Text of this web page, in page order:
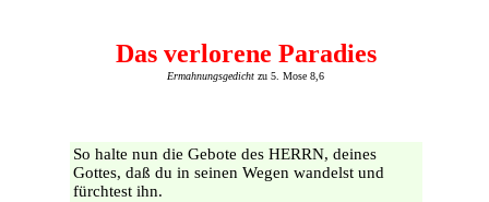
Das verlorene Paradies
Ermahnungsgedicht zu 5. Mose 8,6
So halte nun die Gebote des HERRN, deines
Gottes, daß du in seinen Wegen wandelst und
fürchtest ihn.